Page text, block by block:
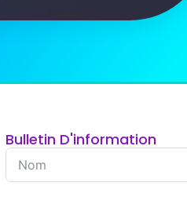
Bulletin D'information